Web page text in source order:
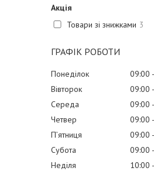
Акція
Товари зі знижками 3
ГРАФІК РОБОТИ
Понеділок 09:00
Вівторок
09:00
Середа
09:00
Четвер
09:00
Пʼятниця
09:00
Субота
09:00
Неділя
10:00